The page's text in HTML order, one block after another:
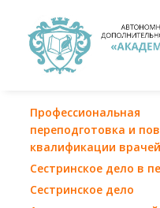
Профессиональная
переподготовка и
квалификации врачей
Сестринское дело в
Сестринское дело